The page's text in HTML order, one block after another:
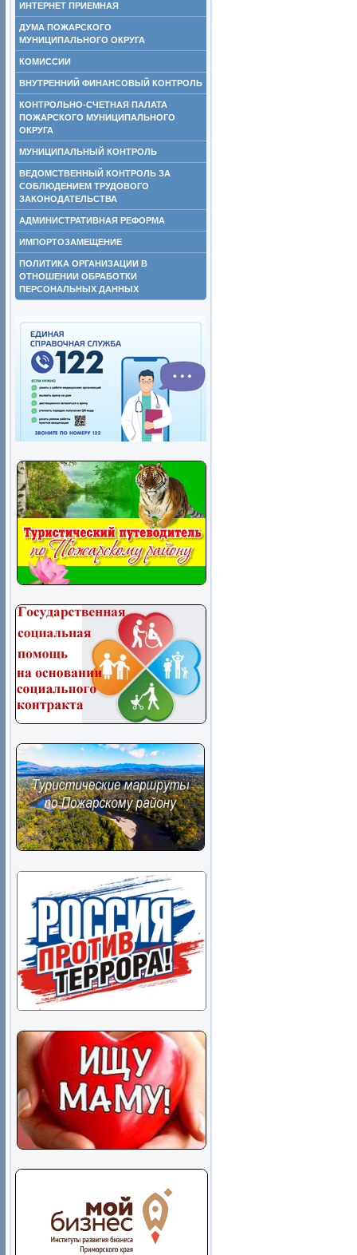
ИНТЕРНЕТ ПРИЕМНАЯ
ДУМА ПОЖАРСКОГО
МУНИЦИПАЛЬНОГО ОКРУГА
КОМИССИИ
ВНУТРЕННИЙ ФИНАНСОВЫЙ КОНТРОЛЬ
КОНТРОЛЬНО-СЧЕТНАЯ ПАЛАТА
ПОЖАРСКОГО МУНИЦИПАЛЬНОГО
ОКРУГА
МУНИЦИПАЛЬНЫЙ КОНТРОЛЬ
ВЕДОМСТВЕННЫЙ КОНТРОЛЬ ЗА
СОБЛЮДЕНИЕМ ТРУДОВОГО
ЗАКОНОДАТЕЛЬСТВА
АДМИНИСТРАТИВНАЯ РЕФОРМА
ИМПОРТОЗАМЕЩЕНИЕ
ПОЛИТИКА ОРГАНИЗАЦИИ В
ОТНОШЕНИИ ОБРАБОТКИ
ПЕРСОНАЛЬНЫХ ДАННЫХ